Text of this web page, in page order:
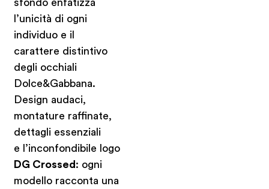
sfondo enfatizza
l’unicità di ogni
individuo e il
carattere distintivo
degli occhiali
Dolce&Gabbana.
Design audaci,
montature raffinate,
dettagli essenziali
e l’inconfondibile logo
DG Crossed : ogni
modello racconta una